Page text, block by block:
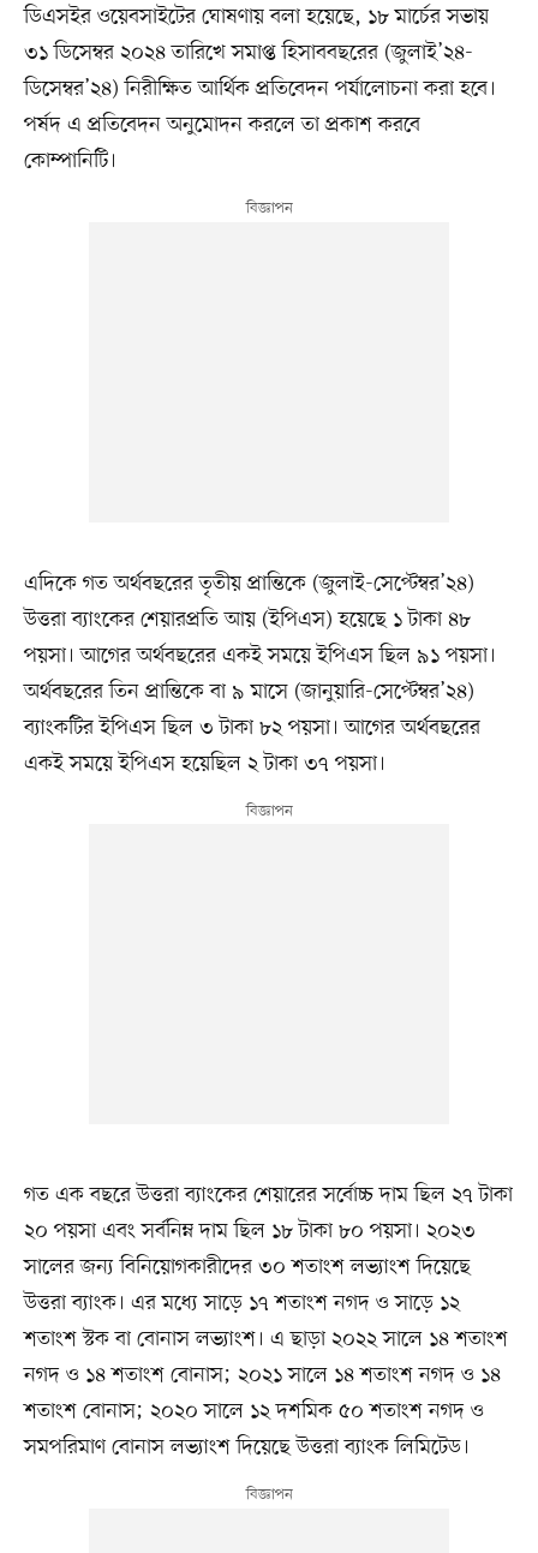
ডিএসইর ওয়েবসাইটের ঘোষণায় বলা হয়েছে, ১৮ মার্চের সভায়
৩১ ডিসেম্বর ২০২৪ তারিখে সমাপ্ত হিসাববছরের (জুলাই’২৪-
ডিসেম্বর’২৪) নিরীক্ষিত আর্থিক প্রতিবেদন পর্যালোচনা করা হবে।
পর্ষদ এ প্রতিবেদন অনুমোদন করলে তা প্রকাশ করবে
কোম্পানিটি।
এদিকে গত অর্থবছরের তৃতীয় প্রান্তিকে (জুলাই-সেপ্টেম্বর’২৪)
উত্তরা ব্যাংকের শেয়ারপ্রতি আয় (ইপিএস) হয়েছে ১ টাকা ৪৮
পয়সা। আগের অর্থবছরের একই সময়ে ইপিএস ছিল ৯১ পয়সা।
অর্থবছরের তিন প্রান্তিকে বা ৯ মাসে (জানুয়ারি-সেপ্টেম্বর’২৪)
ব্যাংকটির ইপিএস ছিল ৩ টাকা ৮২ পয়সা। আগের অর্থবছরের
একই সময়ে ইপিএস হয়েছিল ২ টাকা ৩৭ পয়সা।
গত এক বছরে উত্তরা ব্যাংকের শেয়ারের সর্বোচ্চ দাম ছিল ২৭ টাকা
২০ পয়সা এবং সর্বনিম্ন দাম ছিল ১৮ টাকা ৮০ পয়সা। ২০২৩
সালের জন্য বিনিয়োগকারীদের ৩০ শতাংশ লভ্যাংশ দিয়েছে
উত্তরা ব্যাংক। এর মধ্যে সাড়ে ১৭ শতাংশ নগদ ও সাড়ে ১২
শতাংশ স্টক বা বোনাস লভ্যাংশ। এ ছাড়া ২০২২ সালে ১৪ শতাংশ
নগদ ও ১৪ শতাংশ বোনাস; ২০২১ সালে ১৪ শতাংশ নগদ ও ১৪
শতাংশ বোনাস; ২০২০ সালে ১২ দশমিক ৫০ শতাংশ নগদ ও
সমপরিমাণ বোনাস লভ্যাংশ দিয়েছে উত্তরা ব্যাংক লিমিটেড।